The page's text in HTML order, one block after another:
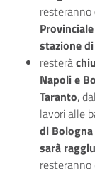
resteranno
stazione
resterà
Napoli e
Taranto,
lavori alle
di
sarà
resteranno